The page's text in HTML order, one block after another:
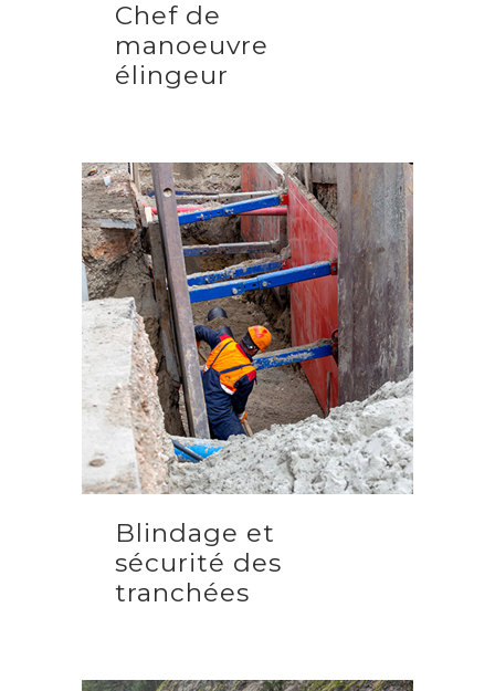
Chef de
manoeuvre
élingeur
Blindage et
sécurité des
tranchées